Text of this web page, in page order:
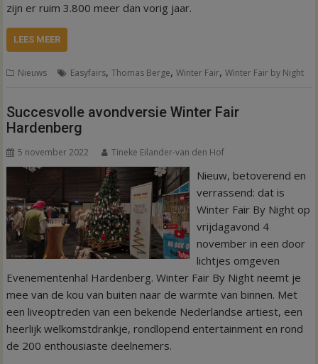
zijn er ruim 3.800 meer dan vorig jaar.
LEES MEER
Nieuws Easyfairs,Thomas Berge,Winter Fair,Winter Fair by Night
Succesvolle avondversie Winter Fair
Hardenberg
5 november 2022 Tineke Eilander-van den Hof
Nieuw, betoverend en
verrassend: dat is
Winter Fair By Night op
vrijdagavond 4
november in een door
lichtjes omgeven
Evenementenhal Hardenberg. Winter Fair By Night neemt je
mee van de kou van buiten naar de warmte van binnen. Met
een liveoptreden van een bekende Nederlandse artiest, een
heerlijk welkomstdrankje, rondlopend entertainment en rond
de 200 enthousiaste deelnemers.